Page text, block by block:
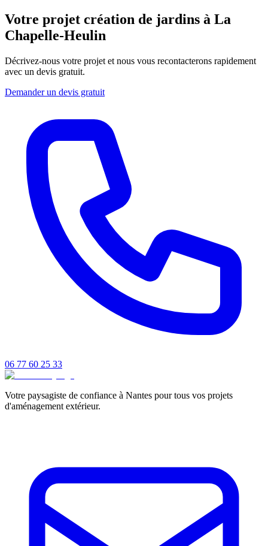
Votre projet création de jardins à La
Chapelle-Heulin
Décrivez-nous votre projet et nous vous recontacterons rapidement
avec un devis gratuit.
Demander un devis gratuit
06 77 60 25 33
Votre paysagiste de confiance à Nantes pour tous vos projets
d'aménagement extérieur.